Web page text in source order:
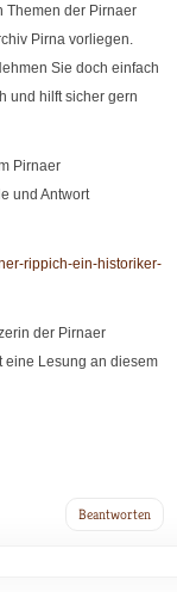
Themen der Pirnaer
Pirna vorliegen.
Sie doch einfach
und hilft sicher gern
Pirnaer
und Antwort
rippich-ein-historiker-
der Pirnaer
eine Lesung an diesem
Beantworten